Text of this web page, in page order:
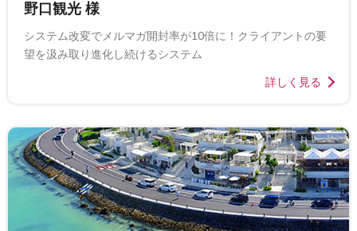
野口観光 様
システム改変でメルマガ開封率が10倍に！クライアントの要
望を汲み取り進化し続けるシステム
詳しく見る